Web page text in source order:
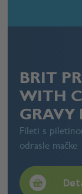
BRIT
WITH
GRAVY
Fileti s
odrasle mačke